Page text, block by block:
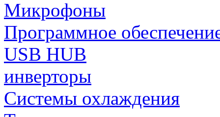
Микрофоны
Программное
USB HUB
инверторы
Системы охлаждения